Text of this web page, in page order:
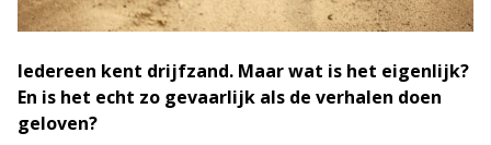
Iedereen kent drijfzand. Maar wat is het eigenlijk?
En is het echt zo gevaarlijk als de verhalen doen
geloven?